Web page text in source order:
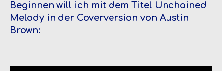
Beginnen will ich mit dem Titel Unchained
Melody in der Coverversion von Austin
Brown: